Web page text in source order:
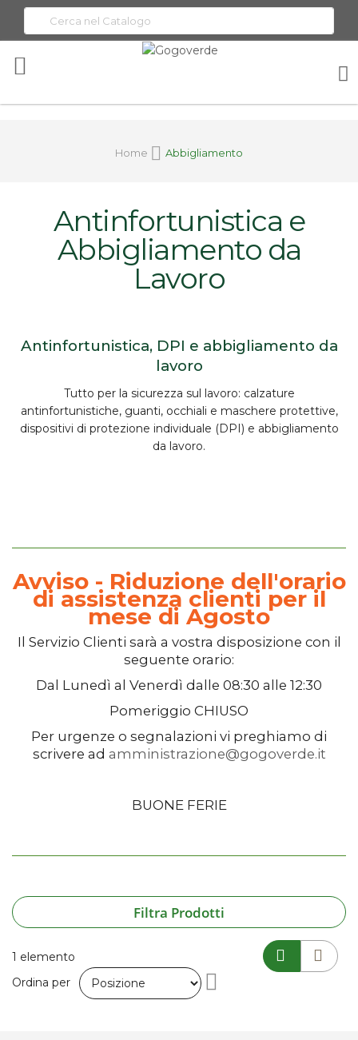
Home Abbigliamento
Antinfortunistica e
Abbigliamento da
Lavoro
Antinfortunistica, DPI e abbigliamento da
lavoro
Tutto per la sicurezza sul lavoro: calzature
antinfortunistiche, guanti, occhiali e maschere protettive,
dispositivi di protezione individuale (DPI) e abbigliamento
da lavoro.
Avviso - Riduzione dell'orario
di assistenza clienti per il
mese di Agosto
Il Servizio Clienti sarà a vostra disposizione con il
seguente orario:
Dal Lunedì al Venerdì dalle 08:30 alle 12:30
Pomeriggio CHIUSO
Per urgenze o segnalazioni vi preghiamo di
scrivere ad amministrazione@gogoverde.it
BUONE FERIE
Filtra Prodotti
1 elemento
Ordina per